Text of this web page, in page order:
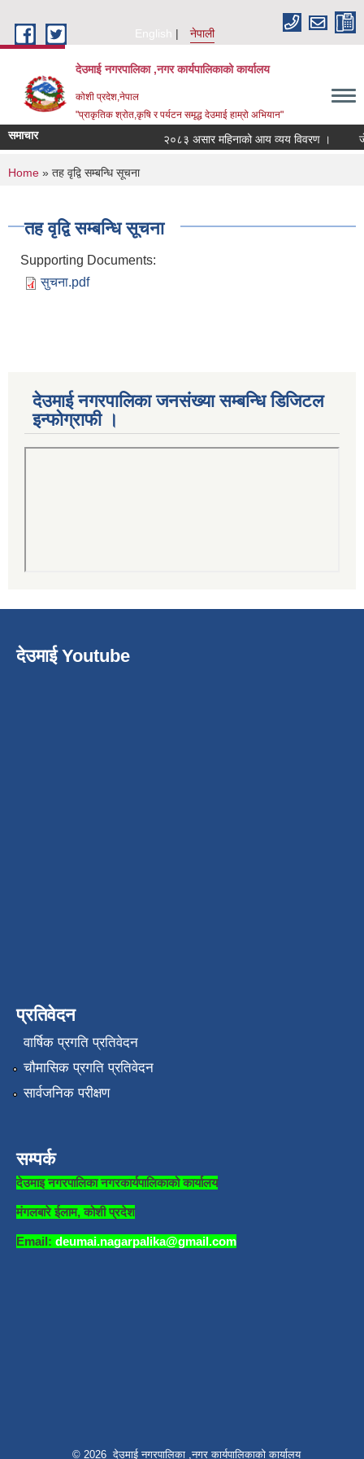
English
नेपाली
देउमाई नगरपालिका ,नगर कार्यपालिकाको कार्यालय
कोशी प्रदेश,नेपाल
"प्राकृतिक श्रोत,कृषि र पर्यटन समृद्ध देउमाई हाम्रो अभियान"
समाचार २०८३ असार महिनाको आय व्यय विवरण ।
You are here
Home » तह वृद्वि सम्बन्धि सूचना
तह वृद्वि सम्बन्धि सूचना
Supporting Documents:
सुचना.pdf
देउमाई नगरपालिका जनसंख्या सम्बन्धि डिजिटल
इन्फोग्राफी ।
देउमाई Youtube
प्रतिवेदन
वार्षिक प्रगति प्रतिवेदन
चौमासिक प्रगति प्रतिवेदन
सार्वजनिक परीक्षण
सम्पर्क
देउमाइ नगरपालिका नगरकार्यपालिकाको कार्यालय
मंगलबारे ईलाम, कोशी प्रदेश
Email: deumai.nagarpalika@gmail.com
© 2026 देउमाई नगरपालिका ,नगर कार्यपालिकाको कार्यालय